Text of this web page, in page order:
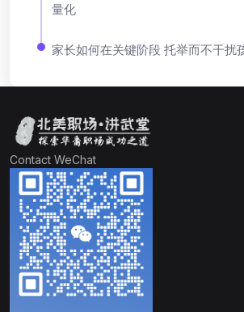
量化
家长如何在关键阶段 托举而不干扰
Contact WeChat